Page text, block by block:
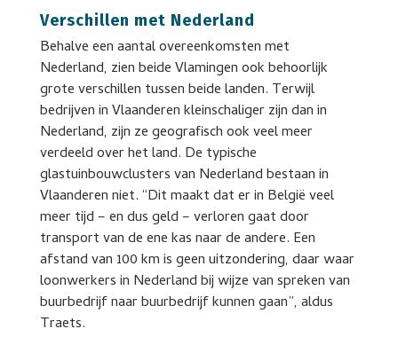
Verschillen met Nederland
Behalve een aantal overeenkomsten met
Nederland, zien beide Vlamingen ook behoorlijk
grote verschillen tussen beide landen. Terwijl
bedrijven in Vlaanderen kleinschaliger zijn dan in
Nederland, zijn ze geografisch ook veel meer
verdeeld over het land. De typische
glastuinbouwclusters van Nederland bestaan in
Vlaanderen niet. “Dit maakt dat er in België veel
meer tijd – en dus geld – verloren gaat door
transport van de ene kas naar de andere. Een
afstand van 100 km is geen uitzondering, daar waar
loonwerkers in Nederland bij wijze van spreken van
buurbedrijf naar buurbedrijf kunnen gaan”, aldus
Traets.